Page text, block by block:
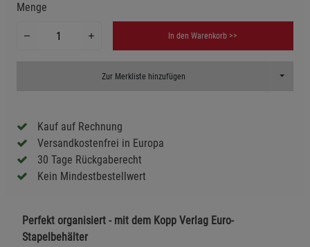
Menge
In den Warenkorb >>
Zur Merkliste hinzufügen Toggle
Kauf auf Rechnung
Versandkostenfrei in Europa
30 Tage Rückgaberecht
Kein Mindestbestellwert
Perfekt organisiert - mit dem Kopp Verlag Euro-
Stapelbehälter